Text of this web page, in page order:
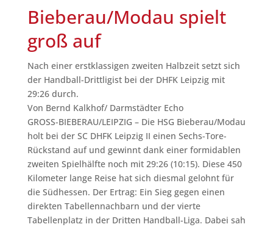
Bieberau/Modau spielt
groß auf
Nach einer erstklassigen zweiten Halbzeit setzt sich
der Handball-Drittligist bei der DHFK Leipzig mit
29:26 durch.
Von Bernd Kalkhof/ Darmstädter Echo
GROSS-BIEBERAU/LEIPZIG – Die HSG Bieberau/Modau
holt bei der SC DHFK Leipzig II einen Sechs-Tore-
Rückstand auf und gewinnt dank einer formidablen
zweiten Spielhälfte noch mit 29:26 (10:15). Diese 450
Kilometer lange Reise hat sich diesmal gelohnt für
die Südhessen. Der Ertrag: Ein Sieg gegen einen
direkten Tabellennachbarn und der vierte
Tabellenplatz in der Dritten Handball-Liga. Dabei sah